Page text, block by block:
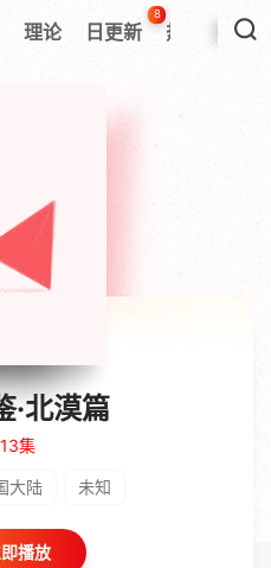
理论 日更新
8
热搜榜
·北漠篇
集
大陆 未知
播放